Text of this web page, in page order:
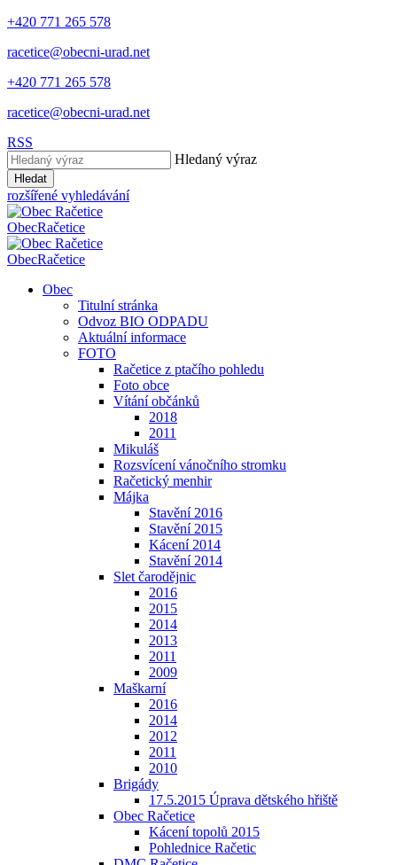
+420 771 265 578
racetice@obecni-urad.net
+420 771 265 578
racetice@obecni-urad.net
RSS
Hledaný výraz
Hledat
rozšířené vyhledávání
ObecRačetice
ObecRačetice
Obec
Titulní stránka
Odvoz BIO ODPADU
Aktuální informace
FOTO
Račetice z ptačího pohledu
Foto obce
Vítání občánků
2018
2011
Mikuláš
Rozsvícení vánočního stromku
Račetický menhir
Májka
Stavění 2016
Stavění 2015
Kácení 2014
Stavění 2014
Slet čarodějnic
2016
2015
2014
2013
2011
2009
Maškarní
2016
2014
2012
2011
2010
Brigády
17.5.2015 Úprava dětského hřiště
Obec Račetice
Kácení topolů 2015
Pohlednice Račetic